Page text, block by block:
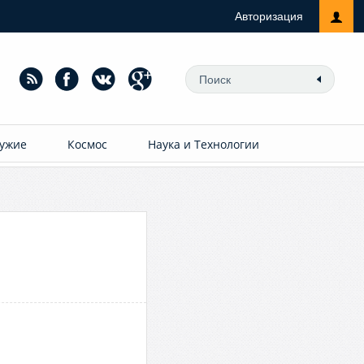
Авторизация
Космос Наука и Технологии